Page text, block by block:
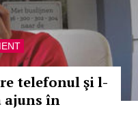
telefonul şi l-
ajuns în